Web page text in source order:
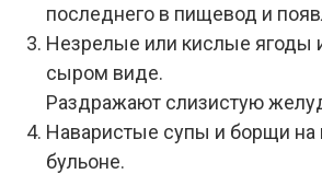
последнего в пищевод и
Незрелые или кислые ягоды
сыром виде.
Раздражают слизистую
Наваристые супы и борщи
бульоне.